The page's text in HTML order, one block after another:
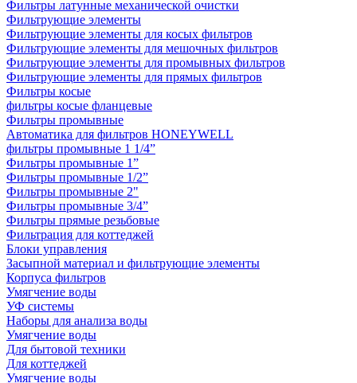
Фильтры латунные механической очистки
Фильтрующие элементы
Фильтрующие элементы для косых фильтров
Фильтрующие элементы для мешочных фильтров
Фильтрующие элементы для промывных фильтров
Фильтрующие элементы для прямых фильтров
Фильтры косые
фильтры косые фланцевые
Фильтры промывные
Автоматика для фильтров HONEYWELL
фильтры промывные 1 1/4”
Фильтры промывные 1”
Фильтры промывные 1/2”
Фильтры промывные 2"
Фильтры промывные 3/4”
Фильтры прямые резьбовые
Фильтрация для коттеджей
Блоки управления
Засыпной материал и фильтрующие элементы
Корпуса фильтров
Умягчение воды
УФ системы
Наборы для анализа воды
Умягчение воды
Для бытовой техники
Для коттеджей
Умягчение воды